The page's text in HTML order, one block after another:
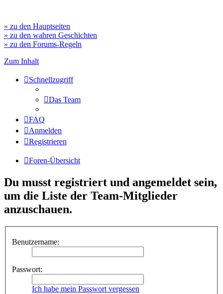
» zu den Hauptseiten
» zu den wahren Geschichten
» zu den Forums-Regeln
Zum Inhalt
Schnellzugriff
Das Team
FAQ
Anmelden
Registrieren
Foren-Übersicht
Du musst registriert und angemeldet sein,
um die Liste der Team-Mitglieder
anzuschauen.
Benutzername:
Passwort:
Ich habe mein Passwort vergessen